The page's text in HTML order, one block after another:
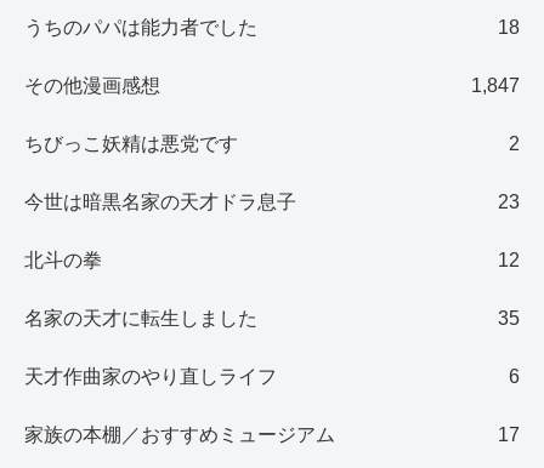
うちのパパは能力者でした 18
その他漫画感想 1,847
ちびっこ妖精は悪党です 2
今世は暗黒名家の天才ドラ息子 23
北斗の拳 12
名家の天才に転生しました 35
天才作曲家のやり直しライフ 6
家族の本棚／おすすめミュージアム 17